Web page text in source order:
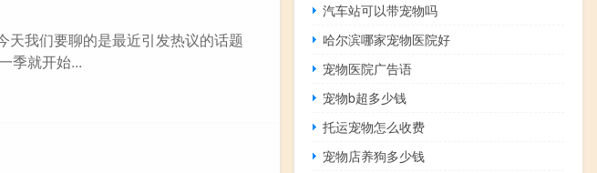
天我们要聊的是最近引发热议的话题
季就开始...
汽车站可以带宠物吗
哈尔滨哪家宠物医院好
宠物医院广告语
宠物b超多少钱
托运宠物怎么收费
宠物店养狗多少钱